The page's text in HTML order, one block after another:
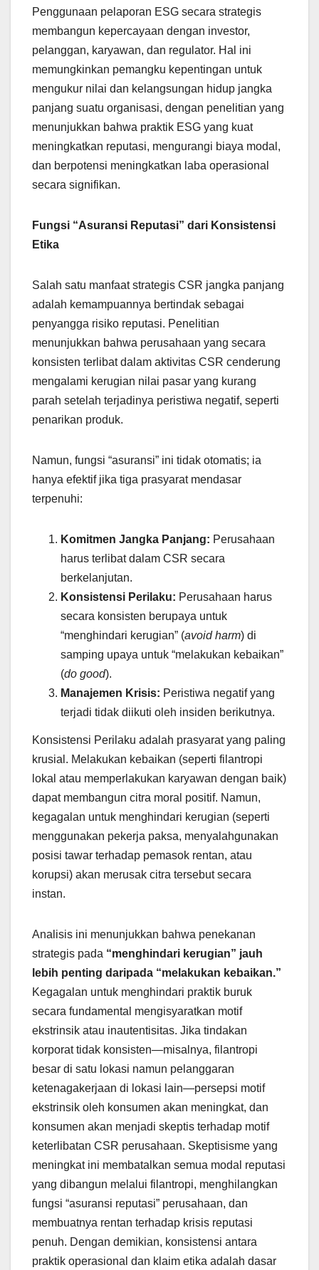
Penggunaan pelaporan ESG secara strategis
membangun kepercayaan dengan investor,
pelanggan, karyawan, dan regulator. Hal ini
memungkinkan pemangku kepentingan untuk
mengukur nilai dan kelangsungan hidup jangka
panjang suatu organisasi, dengan penelitian yang
menunjukkan bahwa praktik ESG yang kuat
meningkatkan reputasi, mengurangi biaya modal,
dan berpotensi meningkatkan laba operasional
secara signifikan.
Fungsi “Asuransi Reputasi” dari Konsistensi
Etika
Salah satu manfaat strategis CSR jangka panjang
adalah kemampuannya bertindak sebagai
penyangga risiko reputasi. Penelitian
menunjukkan bahwa perusahaan yang secara
konsisten terlibat dalam aktivitas CSR cenderung
mengalami kerugian nilai pasar yang kurang
parah setelah terjadinya peristiwa negatif, seperti
penarikan produk.
Namun, fungsi “asuransi” ini tidak otomatis; ia
hanya efektif jika tiga prasyarat mendasar
terpenuhi:
Komitmen Jangka Panjang: Perusahaan
harus terlibat dalam CSR secara
berkelanjutan.
Konsistensi Perilaku: Perusahaan harus
secara konsisten berupaya untuk
“menghindari kerugian” (avoid harm) di
samping upaya untuk “melakukan kebaikan”
(do good).
Manajemen Krisis: Peristiwa negatif yang
terjadi tidak diikuti oleh insiden berikutnya.
Konsistensi Perilaku adalah prasyarat yang paling
krusial. Melakukan kebaikan (seperti filantropi
lokal atau memperlakukan karyawan dengan baik)
dapat membangun citra moral positif. Namun,
kegagalan untuk menghindari kerugian (seperti
menggunakan pekerja paksa, menyalahgunakan
posisi tawar terhadap pemasok rentan, atau
korupsi) akan merusak citra tersebut secara
instan.
Analisis ini menunjukkan bahwa penekanan
strategis pada “menghindari kerugian” jauh
lebih penting daripada “melakukan kebaikan.”
Kegagalan untuk menghindari praktik buruk
secara fundamental mengisyaratkan motif
ekstrinsik atau inautentisitas. Jika tindakan
korporat tidak konsisten—misalnya, filantropi
besar di satu lokasi namun pelanggaran
ketenagakerjaan di lokasi lain—persepsi motif
ekstrinsik oleh konsumen akan meningkat, dan
konsumen akan menjadi skeptis terhadap motif
keterlibatan CSR perusahaan. Skeptisisme yang
meningkat ini membatalkan semua modal reputasi
yang dibangun melalui filantropi, menghilangkan
fungsi “asuransi reputasi” perusahaan, dan
membuatnya rentan terhadap krisis reputasi
penuh. Dengan demikian, konsistensi antara
praktik operasional dan klaim etika adalah dasar